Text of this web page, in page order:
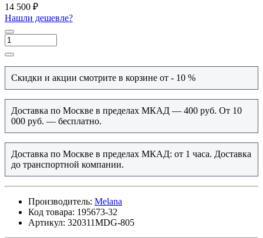
14 500 ₽
Нашли дешевле?
Скидки и акции смотрите в корзине от - 10 %
Доставка по Москве в пределах МКАД — 400 руб. От 10
000 руб. — бесплатно.
Доставка по Москве в пределах МКАД: от 1 часа. Доставка
до транспортной компании.
Производитель: Melana
Код товара: 195673-32
Артикул: 320311MDG-805